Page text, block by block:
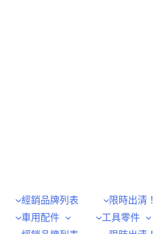
經銷品牌列表 限時出清！
車用配件
工具零件